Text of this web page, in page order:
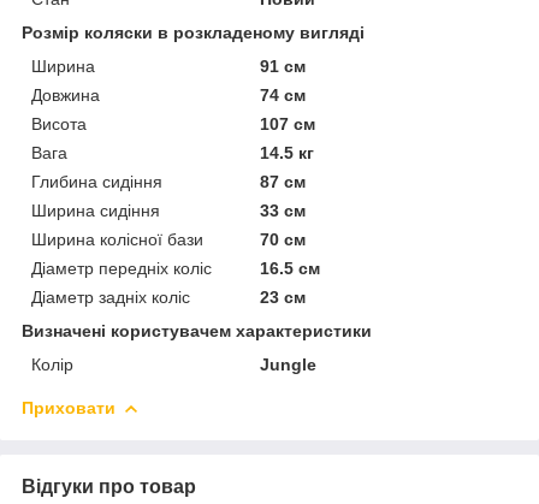
Розмір коляски в розкладеному вигляді
Ширина
91 см
Довжина
74 см
Висота
107 см
Вага
14.5 кг
Глибина сидіння
87 см
Ширина сидіння
33 см
Ширина колісної бази
70 см
Діаметр передніх коліс
16.5 см
Діаметр задніх коліс
23 см
Визначені користувачем характеристики
Колір
Jungle
Приховати
Відгуки про товар